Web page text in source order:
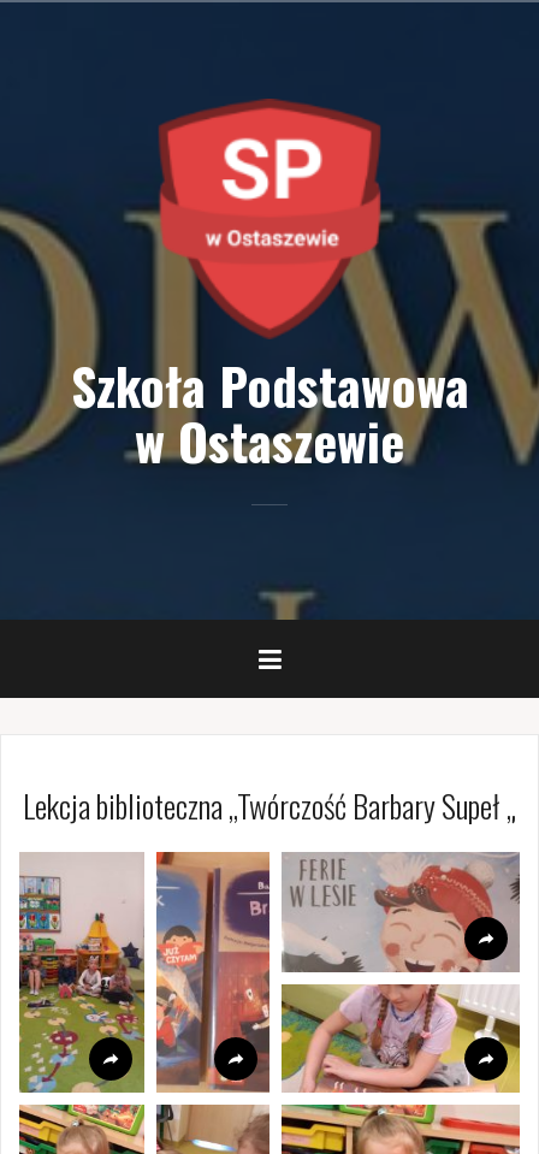
Szkoła Podstawowa
w Ostaszewie
Lekcja biblioteczna ,,Twórczość Barbary Supeł „